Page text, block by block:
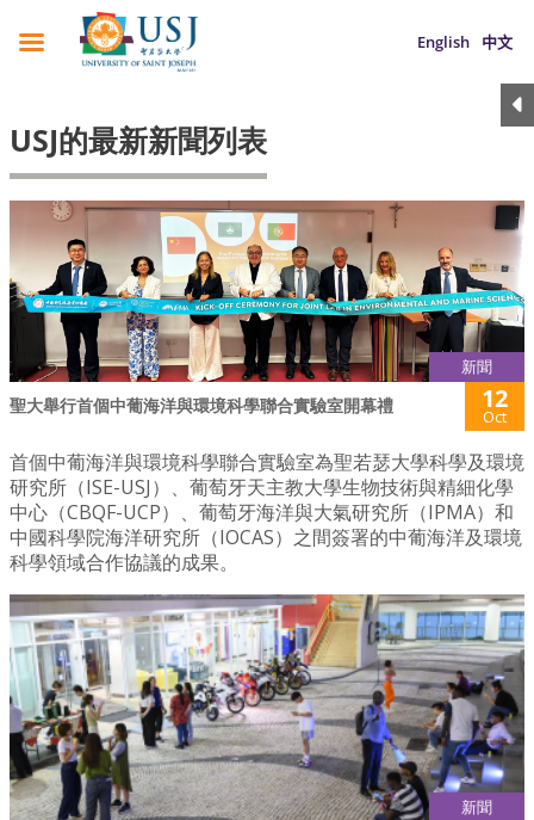
English 中文
USJ的最新新聞列表
新聞
聖大舉行首個中葡海洋與環境科學聯合實驗室開幕禮 12
Oct
首個中葡海洋與環境科學聯合實驗室為聖若瑟大學科學及環境
研究所（ISE-USJ）、葡萄牙天主教大學生物技術與精細化學
中心（CBQF-UCP）、葡萄牙海洋與大氣研究所（IPMA）和
中國科學院海洋研究所（IOCAS）之間簽署的中葡海洋及環境
科學領域合作協議的成果。
新聞